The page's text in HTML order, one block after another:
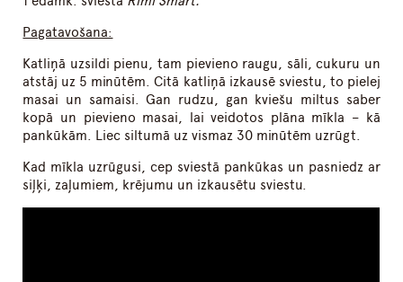
Pagatavošana:
Katliņā uzsildi pienu, tam pievieno raugu, sāli, cukuru un
atstāj uz 5 minūtēm. Citā katliņā izkausē sviestu, to pielej
masai un samaisi. Gan rudzu, gan kviešu miltus saber
kopā un pievieno masai, lai veidotos plāna mīkla – kā
pankūkām. Liec siltumā uz vismaz 30 minūtēm uzrūgt.
Kad mīkla uzrūgusi, cep sviestā pankūkas un pasniedz ar
siļķi, zaļumiem, krējumu un izkausētu sviestu.